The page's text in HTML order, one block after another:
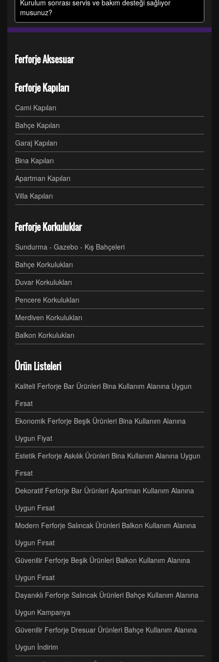
Kurulum sonrası servis ve bakım desteği sağlıyor
musunuz?
Ferforje Aksesuar
Ferforje Kapıları
Cami Kapıları
Bahçe Kapıları
Garaj Kapıları
Bina Kapıları
Apartman Kapıları
Villa Kapıları
Ferforje Korkuluklar
Sundurma - Gazebo - Kış Bahçeleri
Bahçe Korkulukları
Duvar Korkulukları
Pencere Korkulukları
Merdiven Korkulukları
Balkon Korkulukları
Ürün Listeleri
Kaliteli Ferforje Bar Ürünleri Bina Kullanım Alanına Uygun
Fırsat
Ekonomik Ferforje Beşik Ürünleri Bina Kullanım Alanına
Uygun Fiyat
Estetik Ferforje Askılık Ürünleri Bina Kullanım Alanına Uygun
Fırsat
Dekoratif Ferforje Bar Ürünleri Apartman Kullanım Alanına
Uygun Fırsat
Modern Ferforje Salıncak Ürünleri Balkon Kullanım Alanına
Uygun Fırsat
Güvenilir Ferforje Beşik Ürünleri Balkon Kullanım Alanına
Uygun Fırsat
Dayanıklı Ferforje Salıncak Ürünleri Bahçe Kullanım Alanına
Uygun Kampanya
Güvenilir Ferforje Dresuar Ürünleri Bahçe Kullanım Alanına
Uygun İndirim